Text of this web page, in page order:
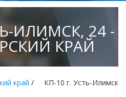
ИЛИМСК, 24 -
КРАЙ
край / КП-10 г. Усть-Илимск